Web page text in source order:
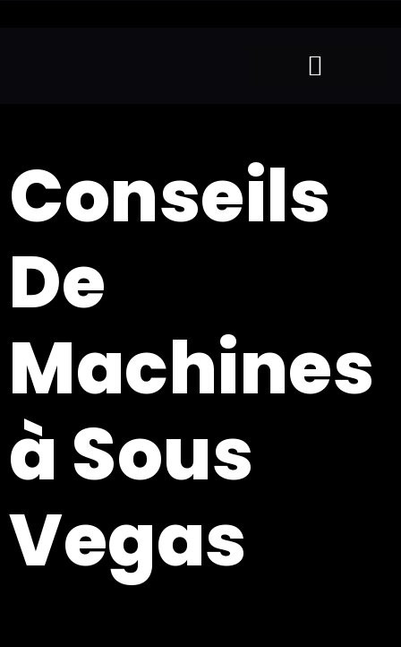
Conseils
De
Machines
à Sous
Vegas